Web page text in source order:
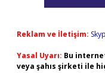
Reklam ve İletişim:
Yasal Uyarı: Bu
veya şahıs şirketi ile